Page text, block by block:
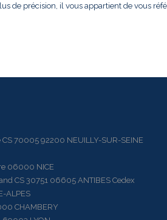
de précision, il vous appartient de vous
70005 92200 NEUILLY-SUR-SEINE
06000 NICE
CS 30751 06605 ANTIBES Cedex
ALPES
CHAMBERY